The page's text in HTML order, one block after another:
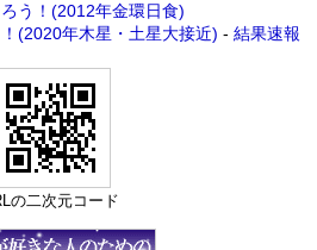
う！(2012年金環日食)
(2020年木星・土星大接近) - 結果速報
の二次元コード